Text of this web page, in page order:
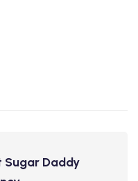
Sugar Daddy